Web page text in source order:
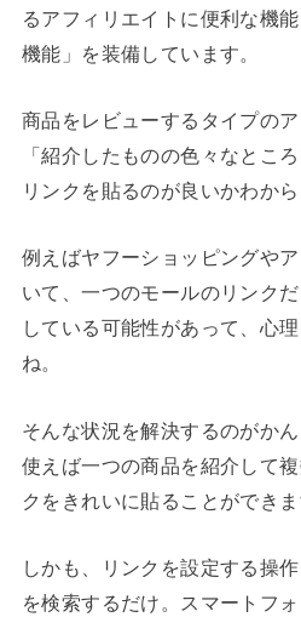
るアフィリエイトに便利な機
機能」を装備しています。
商品をレビューするタイプの
「紹介したものの色々なとこ
リンクを貼るのが良いかわか
例えばヤフーショッピングや
いて、一つのモールのリンク
している可能性があって、心
ね。
そんな状況を解決するのがか
使えば一つの商品を紹介して
クをきれいに貼ることができま
しかも、リンクを設定する操
を検索するだけ。スマートフ